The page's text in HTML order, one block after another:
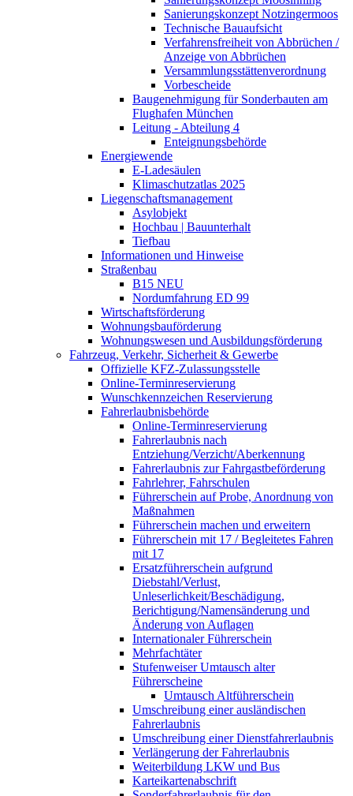
Sanierungskonzept Notzingermoos
Technische Bauaufsicht
Verfahrensfreiheit von Abbrüchen /
Anzeige von Abbrüchen
Versammlungsstättenverordnung
Vorbescheide
Baugenehmigung für Sonderbauten am
Flughafen München
Leitung - Abteilung 4
Enteignungsbehörde
Energiewende
E-Ladesäulen
Klimaschutzatlas 2025
Liegenschaftsmanagement
Asylobjekt
Hochbau | Bauunterhalt
Tiefbau
Informationen und Hinweise
Straßenbau
B15 NEU
Nordumfahrung ED 99
Wirtschaftsförderung
Wohnungsbauförderung
Wohnungswesen und Ausbildungsförderung
Fahrzeug, Verkehr, Sicherheit & Gewerbe
Offizielle KFZ-Zulassungsstelle
Online-Terminreservierung
Wunschkennzeichen Reservierung
Fahrerlaubnisbehörde
Online-Terminreservierung
Fahrerlaubnis nach
Entziehung/Verzicht/Aberkennung
Fahrerlaubnis zur Fahrgastbeförderung
Fahrlehrer, Fahrschulen
Führerschein auf Probe, Anordnung von
Maßnahmen
Führerschein machen und erweitern
Führerschein mit 17 / Begleitetes Fahren
mit 17
Ersatzführerschein aufgrund
Diebstahl/Verlust,
Unleserlichkeit/Beschädigung,
Berichtigung/Namensänderung und
Änderung von Auflagen
Internationaler Führerschein
Mehrfachtäter
Stufenweiser Umtausch alter
Führerscheine
Umtausch Altführerschein
Umschreibung einer ausländischen
Fahrerlaubnis
Umschreibung einer Dienstfahrerlaubnis
Verlängerung der Fahrerlaubnis
Weiterbildung LKW und Bus
Karteikartenabschrift